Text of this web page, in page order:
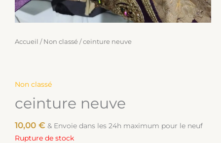
Accueil / Non classé / ceinture neuve
Non classé
ceinture neuve
10,00 € & Envoie dans les 24h maximum pour le neuf
Rupture de stock